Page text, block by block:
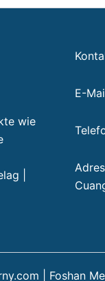
wie
|
E-
| Foshan